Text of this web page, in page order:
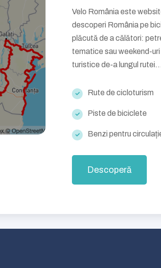
Velo România este
descoperi România pe
plăcută de a călători:
tematice sau weekend-
turistice de-a lungul
Rute de cicloturism
Piste de biciclete
Benzi pentru
Descoperă